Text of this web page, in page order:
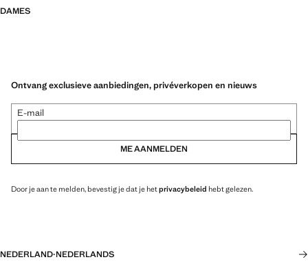
DAMES
Ontvang exclusieve aanbiedingen, privéverkopen en nieuws
E-mail
ME AANMELDEN
Door je aan te melden, bevestig je dat je hetprivacybeleid hebt gelezen.
NEDERLAND·NEDERLANDS